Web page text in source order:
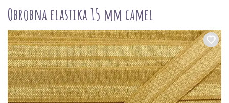
Obrobna elastika 15 mm camel